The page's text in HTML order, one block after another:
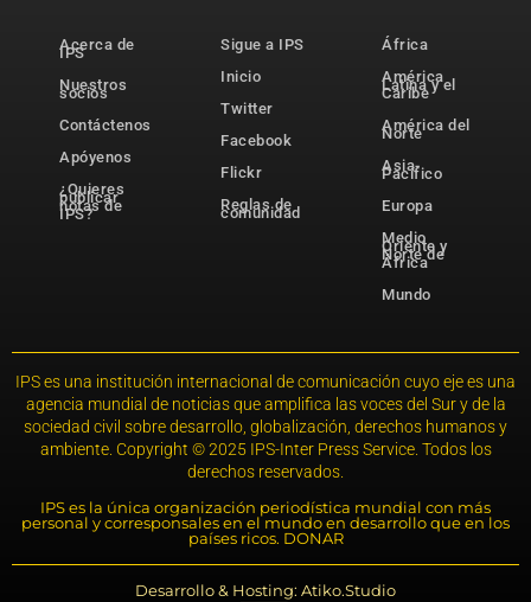
Acerca de
IPS
Nuestros
socios
Contáctenos
Apóyenos
¿Quieres
publicar
notas de
IPS?
Sigue a IPS
Inicio
Twitter
Facebook
Flickr
Reglas de
comunidad
África
América
Latina y el
Caribe
América del
Norte
Asia-
Pacífico
Europa
Medio
Oriente y
Norte de
África
Mundo
IPS es una institución internacional de comunicación cuyo eje es una
agencia mundial de noticias que amplifica las voces del Sur y de la
sociedad civil sobre desarrollo, globalización, derechos humanos y
ambiente. Copyright © 2025 IPS-Inter Press Service. Todos los
derechos reservados.
IPS es la única organización periodística mundial con más
personal y corresponsales en el mundo en desarrollo que en los
países ricos. DONAR
Desarrollo & Hosting: Atiko.Studio